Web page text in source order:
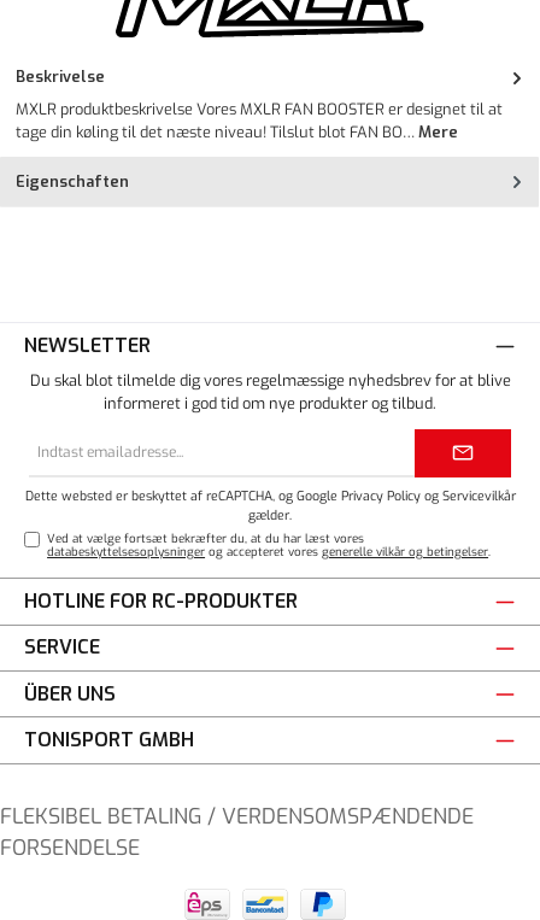
Beskrivelse
MXLR produktbeskrivelse Vores MXLR FAN BOOSTER er designet til at
tage din køling til det næste niveau! Tilslut blot FAN BO…Mere
Eigenschaften
NEWSLETTER
Du skal blot tilmelde dig vores regelmæssige nyhedsbrev for at blive
informeret i god tid om nye produkter og tilbud.
Dette websted er beskyttet af reCAPTCHA, og Google Privacy Policyog Servicevilkår
gælder.
Ved at vælge fortsæt bekræfter du, at du har læst vores
databeskyttelsesoplysninger og accepteret voresgenerelle vilkår og betingelser.
HOTLINE FOR RC-PRODUKTER
SERVICE
ÜBER UNS
TONISPORT GMBH
FLEKSIBEL BETALING / VERDENSOMSPÆNDENDE
FORSENDELSE